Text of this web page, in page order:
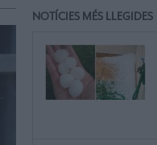
NOTÍCIES MÉS LLEGIDES